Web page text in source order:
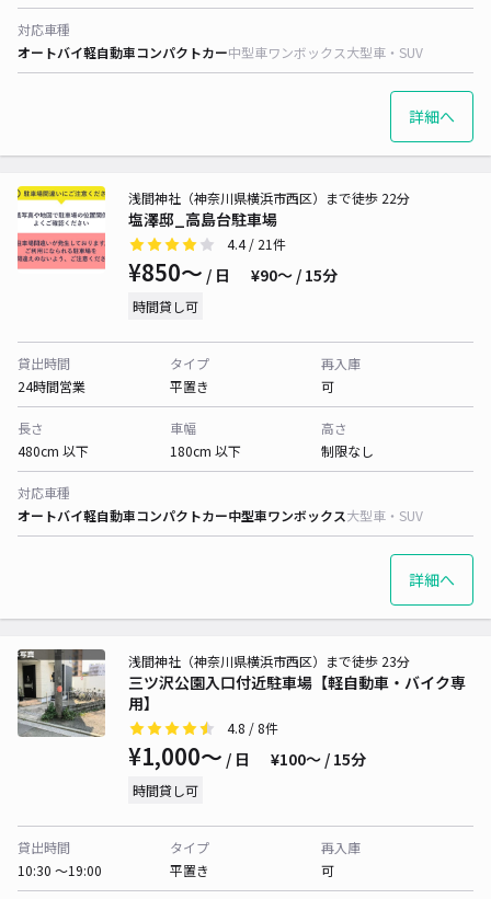
対応車種
オートバイ軽自動車コンパクトカー中型車ワンボックス大型車・SUV
詳細へ
塩澤邸_高島台駐車場
浅間神社（神奈川県横浜市西区）まで徒歩 22分
4.4/ 21件
¥850〜 / 日 ¥90〜 / 15分
時間貸し可
貸出時間
24時間営業
タイプ
平置き
再入庫
可
長さ
480cm 以下
車幅
180cm 以下
高さ
制限なし
対応車種
オートバイ軽自動車コンパクトカー中型車ワンボックス大型車・SUV
詳細へ
三ツ沢公園入口付近駐車場【軽自動車・バイク専
用】
浅間神社（神奈川県横浜市西区）まで徒歩 23分
4.8 / 8件
¥1,000〜 / 日 ¥100〜 / 15分
時間貸し可
貸出時間
10:30 〜19:00
タイプ
平置き
再入庫
可